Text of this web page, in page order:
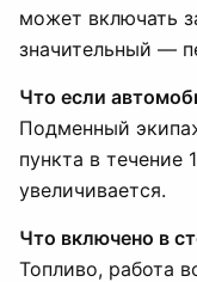
может включать
значительный —
Что если
Подменный
пункта в течение
увеличивается.
Что включено в
Топливо, работа